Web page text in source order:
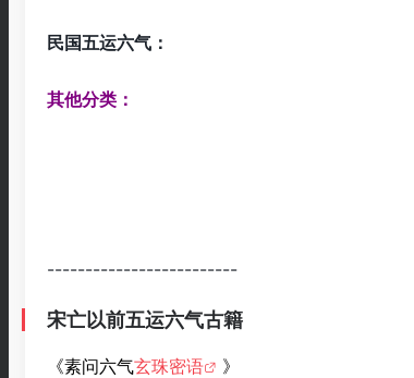
民国五运六气：
其他分类：
-------------------------
宋亡以前五运六气古籍
《素问六气玄珠密语
》